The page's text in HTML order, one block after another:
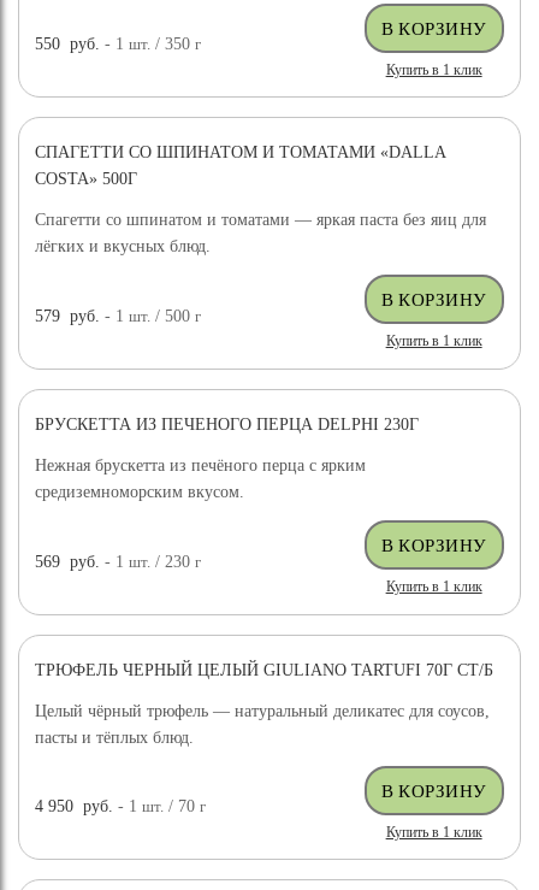
550 руб. - 1шт. / 350г
Купить в 1 клик
СПАГЕТТИ СО ШПИНАТОМ И ТОМАТАМИ «DALLA
COSTA» 500Г
Спагетти со шпинатом и томатами — яркая паста без яиц для
лёгких и вкусных блюд.
579 руб. - 1шт. / 500г
Купить в 1 клик
БРУСКЕТТА ИЗ ПЕЧЕНОГО ПЕРЦА DELPHI 230Г
Нежная брускетта из печёного перца с ярким
средиземноморским вкусом.
569 руб. - 1шт. / 230г
Купить в 1 клик
ДОСТАВКА БЕСПЛАТНО
ТРЮФЕЛЬ ЧЕРНЫЙ ЦЕЛЫЙ GIULIANO TARTUFI 70Г СТ/Б
Целый чёрный трюфель — натуральный деликатес для соусов,
пасты и тёплых блюд.
4 950 руб. - 1шт. / 70г
Купить в 1 клик